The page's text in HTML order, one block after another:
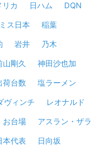
リカ 日ハム
DQN
ミス日本
稲葉
岩井
乃木
山剛久
神田沙也加
荷台数
塩ラーメン
ヴィンチ
レオナルド
お台場
アスラン・ザラ
本代表
日向坂